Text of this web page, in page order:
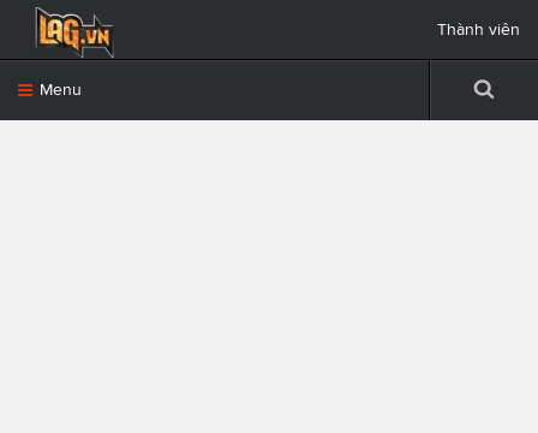
Menu
Thành viên